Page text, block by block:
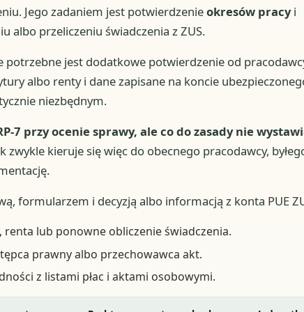
Jego zadaniem jest potwierdzenieokresów pracyi
albo przeliczeniu świadczenia z ZUS.
jest dodatkowe potwierdzenie od
albo renty i dane zapisane na koncie
niezbędnym.
7 przy ocenie sprawy, ale co do zasady nie
zwykle kieruje się więc do obecnego pracodawcy,
formularzem i decyzją albo informacją z konta PUE
lub ponowne obliczenie świadczenia.
prawny albo przechowawca akt.
z listami płac i aktami osobowymi.